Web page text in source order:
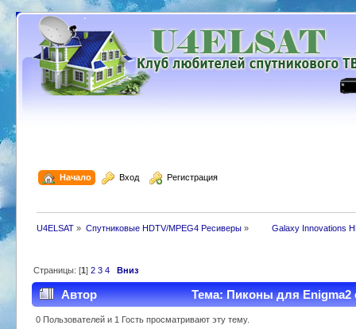
Начало Вход Регистрация
U4ELSAT » Спутниковые HDTV/MPEG4 Ресиверы» Galaxy Innovations
Страницы: [1]2 3 4 Вниз
Автор Тема: Пиконы для Enigma2
0 Пользователей и 1 Гость просматривают эту тему.